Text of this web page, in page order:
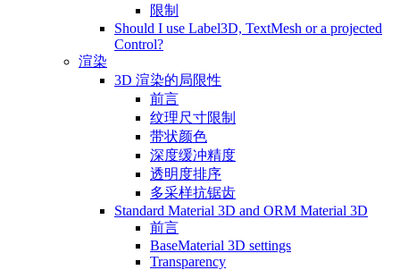
限制
Should I use Label3D, TextMesh or a projected
Control?
渲染
3D 渲染的局限性
前言
纹理尺寸限制
带状颜色
深度缓冲精度
透明度排序
多采样抗锯齿
Standard Material 3D and ORM Material 3D
前言
BaseMaterial 3D settings
Transparency